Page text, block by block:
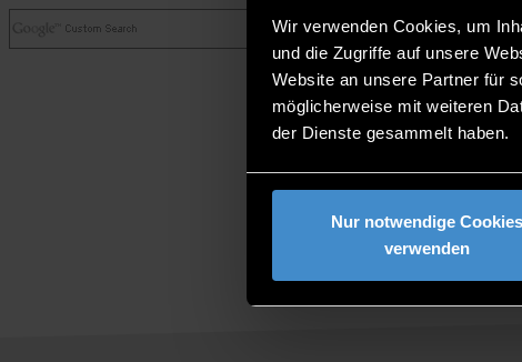
Wir verwenden Cookies, um
und die Zugriffe auf unsere
Website an unsere Partner für
möglicherweise mit weiteren
der Dienste gesammelt haben.
Nur notwendige Cookies
verwenden